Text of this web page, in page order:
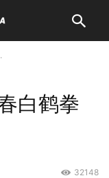
白鹤拳
32148